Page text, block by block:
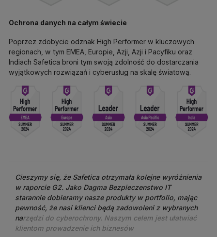
Ochrona danych na całym świecie
Poprzez zdobycie odznak High Performer w kluczowych
regionach, w tym EMEA, Europie, Azji, Azji i Pacyfiku oraz
Indiach Safetica broni tym swoją zdolność do dostarczania
wyjątkowych rozwiązań i cyberusług na skalę światową.
Cieszymy się, że Safetica otrzymała kolejne wyróżnienia
w raporcie G2. Jako Dagma Bezpieczenstwo IT
starannie dobieramy nasze produkty w portfolio, mając
pewność, że nasi klienci będą zadowoleni z wybranych
narzędzi do cyberochrony. Naszym celem jest ułatwiać
klientom prowadzenie ich biznesów